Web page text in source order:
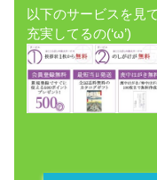
以下のサービスを見
充実してるの(‘ω’)